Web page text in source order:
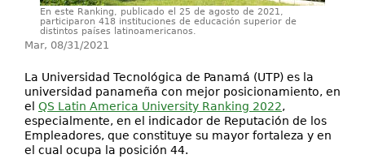
En este Ranking, publicado el 25 de agosto de 2021,
participaron 418 instituciones de educación superior de
distintos países latinoamericanos.
Mar, 08/31/2021
La Universidad Tecnológica de Panamá (UTP) es la
universidad panameña con mejor posicionamiento, en
el QS Latin America University Ranking 2022,
especialmente, en el indicador de Reputación de los
Empleadores, que constituye su mayor fortaleza y en
el cual ocupa la posición 44.